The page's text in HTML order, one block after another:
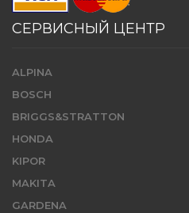
СЕРВИСНЫЙ ЦЕНТР
ALPINA
BOSCH
BRIGGS&STRATTON
HONDA
KIPOR
MAKITA
GARDENA